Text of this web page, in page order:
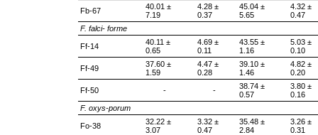
Fb-67
40.01 ±
7.19
4.28 ±
0.37
45.04 ±
5.65
4.32 ±
0.47
F. falci- forme
Ff-14
40.11 ±
0.65
4.69 ±
0.11
43.55 ±
1.16
5.03 ±
0.10
Ff-49
37.60 ±
1.59
4.47 ±
0.28
39.10 ±
1.46
4.82 ±
0.20
Ff-50 - -
38.74 ±
0.57
3.80 ±
0.16
F. oxys-porum
Fo-38
32.22 ±
3.07
3.32 ±
0.47
35.48 ±
2.84
3.26 ±
0.31